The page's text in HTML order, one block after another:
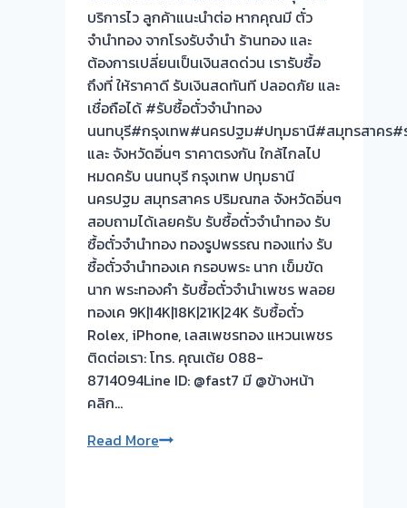
ไม่
ต้อง
รอ
จบไว
ผล
งาน
วัน
นี
รับ
ซื้อ
ตั๋ว
จำนำ
ทอง
ย่าน
นนทบุรี
รับ
บริการไว ลูกค้าแนะนำต่อ หากคุณมี ตั๋ว
จำนำทอง จากโรงรับจำนำ ร้านทอง และ
ต้องการเปลี่ยนเป็นเงินสดด่วน เรารับซื้อ
ถึงที่ ให้ราคาดี รับเงินสดทันที ปลอดภัย และ
เชื่อถือได้ #รับซื้อตั๋วจำนำทอง
นนทบุรี#กรุงเทพ#นครปฐม#ปทุมธานี#สมุทรสาคร#
และ จังหวัดอิ่นๆ ราคาตรงกัน ใกล้ไกลไป
หมดครับ นนทบุรี กรุงเทพ ปทุมธานี
นครปฐม สมุทรสาคร ปริมณฑล จังหวัดอิ่นๆ
สอบถามได้เลยครับ รับซื้อตั๋วจำนำทอง รับ
ซื้อตั๋วจำนำทอง ทองรูปพรรณ ทองแท่ง รับ
ซื้อตั๋วจำนำทองเค กรอบพระ นาก เข็มขัด
นาก พระทองคำ รับซื้อตั๋วจำนำเพชร พลอย
ทองเค 9K|14K|18K|21K|24K รับซื้อตั๋ว
Rolex, iPhone, เลสเพชรทอง แหวนเพชร
ติดต่อเรา: โทร. คุณเต้ย 088-
8714094Line ID: @fast7 มี @ข้างหน้า
คลิก…
Read Moreรับ